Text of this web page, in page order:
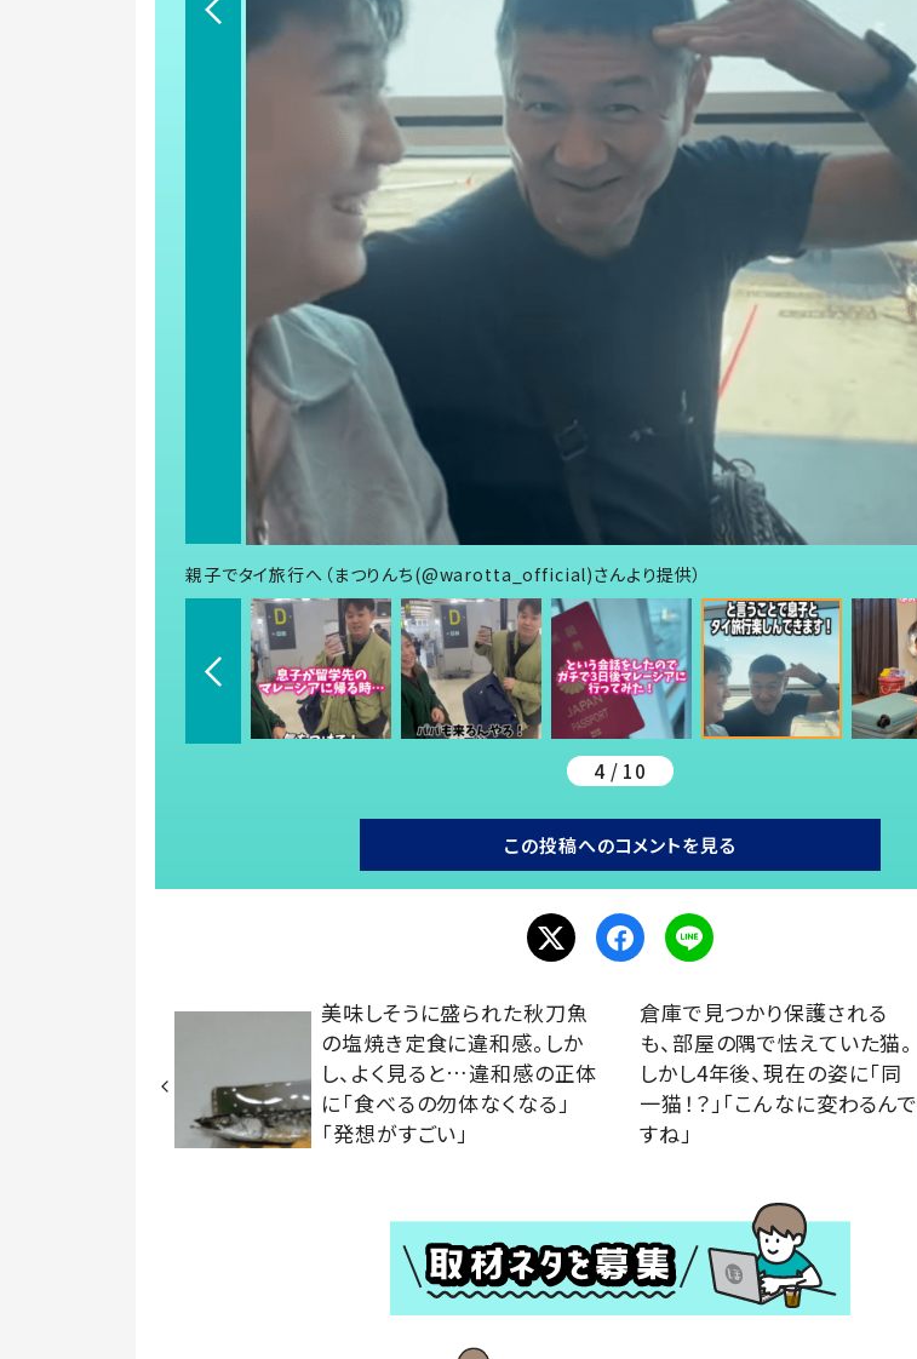
親子でタイ旅行へ（まつりんち(@warotta_official)さんより提供）
4 / 10
この投稿へのコメントを見る
美味しそうに盛られた秋刀魚
の塩焼き定食に違和感。しか
し、よく見ると…違和感の正体
に「食べるの勿体なくなる」
「発想がすごい」
倉庫で見つかり保護される
も、部屋の隅で怯えていた猫。
しかし4年後、現在の姿に「同
一猫！？」「こんなに変わるんで
すね」